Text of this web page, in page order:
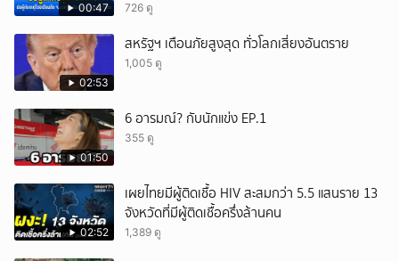
00:47 726 ดู
02:53
สหรัฐฯ เตือนภัยสูงสุด ทั่วโลกเสี่ยงอันตราย
1,005 ดู
01:50
6 อารมณ์? กับนักแข่ง EP.1
355 ดู
02:52
เผยไทยมีผู้ติดเชื้อ HIV สะสมกว่า 5.5 แสนราย 13
จังหวัดที่มีผู้ติดเชื้อครึ่งล้านคน
1,389 ดู